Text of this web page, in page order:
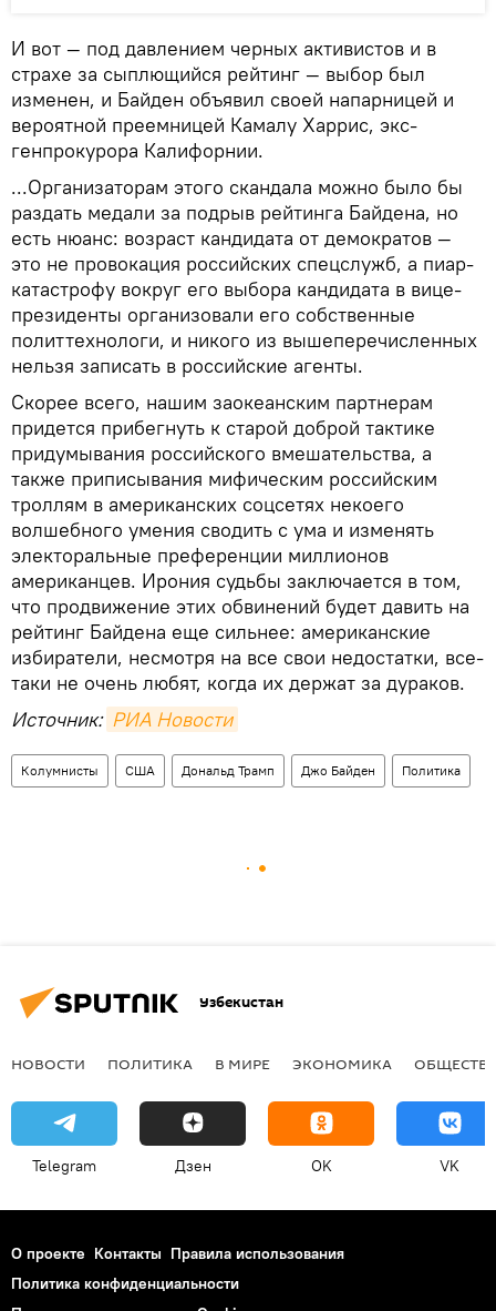
И вот — под давлением черных активистов и в
страхе за сыплющийся рейтинг — выбор был
изменен, и Байден объявил своей напарницей и
вероятной преемницей Камалу Харрис, экс-
генпрокурора Калифорнии.
...Организаторам этого скандала можно было бы
раздать медали за подрыв рейтинга Байдена, но
есть нюанс: возраст кандидата от демократов —
это не провокация российских спецслужб, а пиар-
катастрофу вокруг его выбора кандидата в вице-
президенты организовали его собственные
политтехнологи, и никого из вышеперечисленных
нельзя записать в российские агенты.
Скорее всего, нашим заокеанским партнерам
придется прибегнуть к старой доброй тактике
придумывания российского вмешательства, а
также приписывания мифическим российским
троллям в американских соцсетях некоего
волшебного умения сводить с ума и изменять
электоральные преференции миллионов
американцев. Ирония судьбы заключается в том,
что продвижение этих обвинений будет давить на
рейтинг Байдена еще сильнее: американские
избиратели, несмотря на все свои недостатки, все-
таки не очень любят, когда их держат за дураков.
Источник: РИА Новости
Колумнисты США Дональд Трамп Джо Байден Политика
Узбекистан
НОВОСТИ ПОЛИТИКА В МИРЕ ЭКОНОМИКА
Telegram Дзен OK VK
О проекте Контакты Правила использования
Политика конфиденциальности